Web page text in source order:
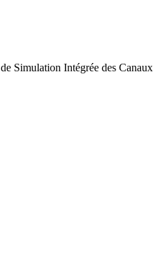
Simulation Intégrée des Canaux